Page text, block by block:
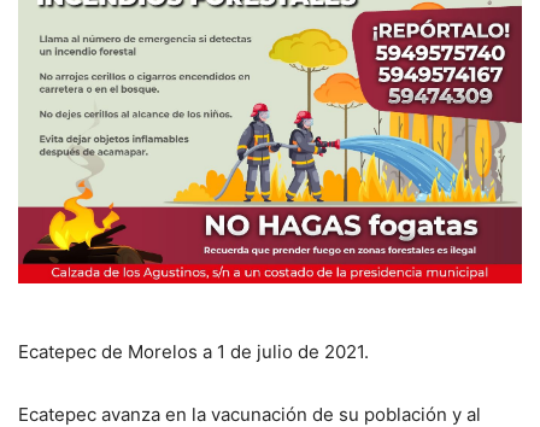
Ecatepec de Morelos a 1 de julio de 2021.
Ecatepec avanza en la vacunación de su población y al